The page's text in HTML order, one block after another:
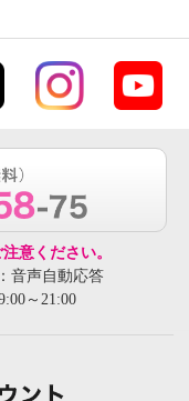
意ください。
音声自動応答
～21:00